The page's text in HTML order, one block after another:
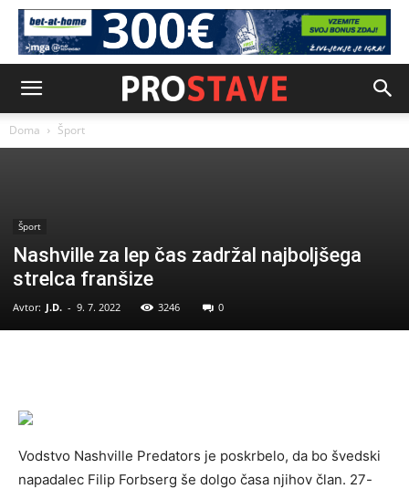
Doma Šport
Šport
Nashville za lep čas zadržal najboljšega
strelca franšize
Avtor: J.D. - 9. 7. 2022 3246 0
Vodstvo Nashville Predators je poskrbelo, da bo švedski
napadalec Filip Forbserg še dolgo časa njihov član. 27-